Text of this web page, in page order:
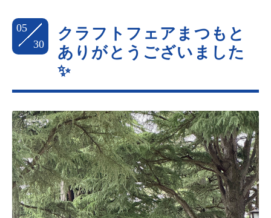
05
30
クラフトフェアまつもと
ありがとうございました
✨